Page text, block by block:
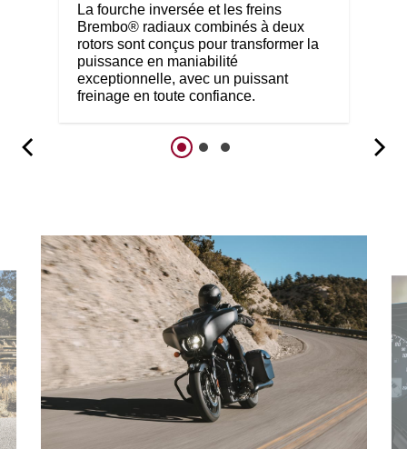
La fourche inversée et les freins
Brembo® radiaux combinés à deux
rotors sont conçus pour transformer la
puissance en maniabilité
exceptionnelle, avec un puissant
freinage en toute confiance.